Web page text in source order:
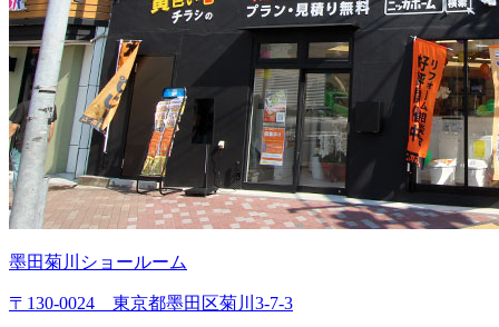
墨田菊川ショールーム
〒130-0024 東京都墨田区菊川3-7-3